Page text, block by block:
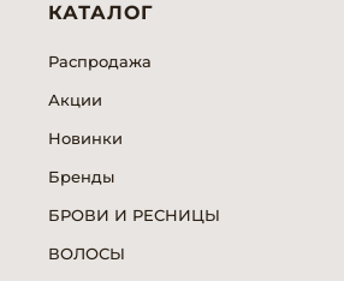
КАТАЛОГ
Распродажа
Акции
Новинки
Бренды
БРОВИ И РЕСНИЦЫ
ВОЛОСЫ